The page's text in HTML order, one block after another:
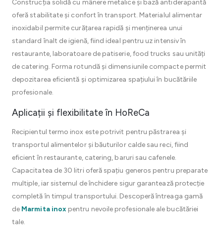
Construcția solidă cu mânere metalice și bază antiderapantă
oferă stabilitate și confort în transport. Materialul alimentar
inoxidabil permite curățarea rapidă și menținerea unui
standard înalt de igienă, fiind ideal pentru uz intensiv în
restaurante, laboratoare de patiserie, food trucks sau unități
de catering. Forma rotundă și dimensiunile compacte permit
depozitarea eficientă și optimizarea spațiului în bucătăriile
profesionale.
Aplicații și flexibilitate în HoReCa
Recipientul termo inox este potrivit pentru păstrarea și
transportul alimentelor și băuturilor calde sau reci, fiind
eficient în restaurante, catering, baruri sau cafenele.
Capacitatea de 30 litri oferă spațiu generos pentru preparate
multiple, iar sistemul de închidere sigur garantează protecție
completă în timpul transportului. Descoperă întreaga gamă
de Marmita inox pentru nevoile profesionale ale bucătăriei
tale.